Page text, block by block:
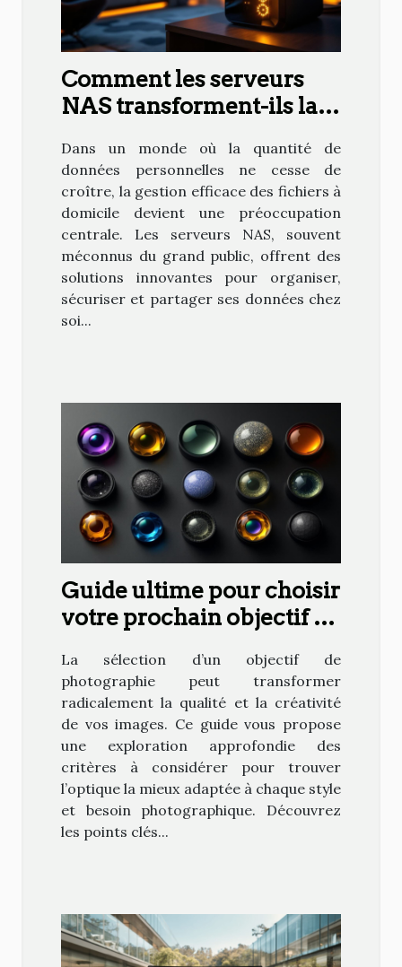
Comment les serveurs
NAS transforment-ils la
domicile ?
Dans un monde où la quantité de
données personnelles ne cesse de
croître, la gestion efficace des fichiers à
domicile devient une préoccupation
centrale. Les serveurs NAS, souvent
méconnus du grand public, offrent des
solutions innovantes pour organiser,
sécuriser et partager ses données chez
soi...
Guide ultime pour choisir
votre prochain objectif de
La sélection d’un objectif de
photographie peut transformer
radicalement la qualité et la créativité
de vos images. Ce guide vous propose
une exploration approfondie des
critères à considérer pour trouver
l’optique la mieux adaptée à chaque style
et besoin photographique. Découvrez
les points clés...